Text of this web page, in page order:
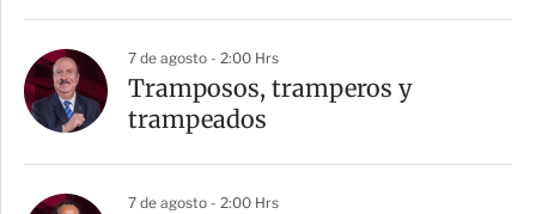
7 de agosto - 2:00 Hrs
Tramposos, tramperos y
trampeados
7 de agosto - 2:00 Hrs